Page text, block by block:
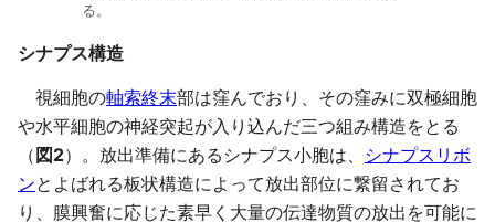
る。
シナプス構造
視細胞の軸索終末部は窪んでおり、その窪みに双極細胞
や水平細胞の神経突起が入り込んだ三つ組み構造をとる
（図2）。放出準備にあるシナプス小胞は、 シナプスリボ
ンとよばれる板状構造によって放出部位に繋留されてお
り、膜興奮に応じた素早く大量の伝達物質の放出を可能に